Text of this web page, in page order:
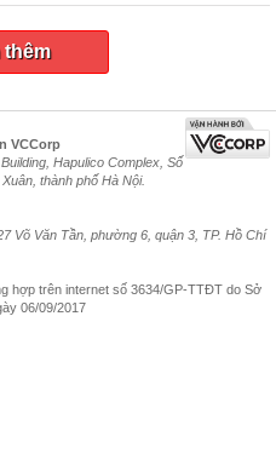
thêm
VCCorp
Hapulico Complex, Số
thành phố Hà Nội.
Võ Văn Tần, phường 6, quận 3, TP. Hồ Chí
hợp trên internet số 3634/GP-TTĐT do Sở
06/09/2017